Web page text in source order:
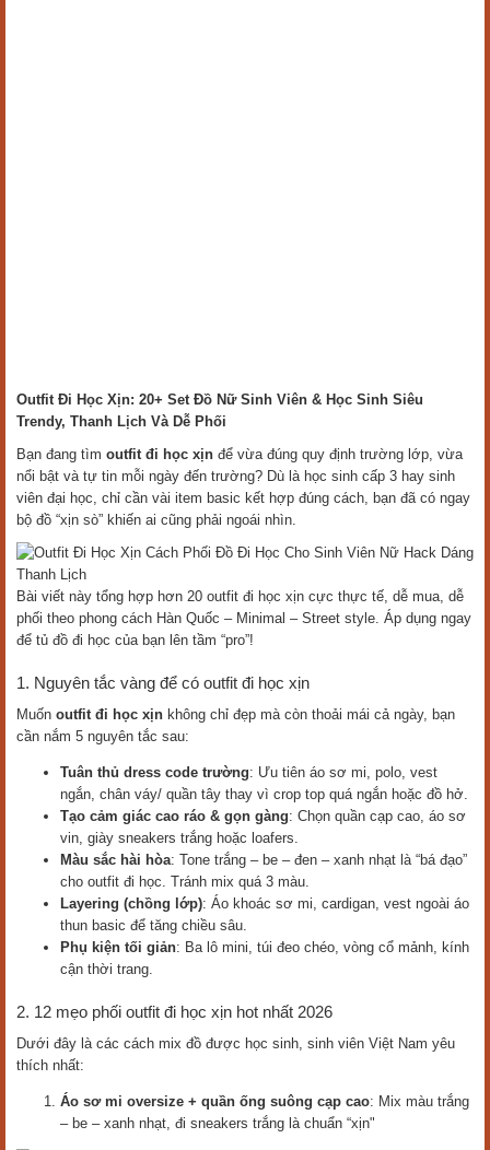
Outfit Đi Học Xịn: 20+ Set Đồ Nữ Sinh Viên & Học Sinh Siêu
Trendy, Thanh Lịch Và Dễ Phối
Bạn đang tìm outfit đi học xịn để vừa đúng quy định trường lớp, vừa
nổi bật và tự tin mỗi ngày đến trường? Dù là học sinh cấp 3 hay sinh
viên đại học, chỉ cần vài item basic kết hợp đúng cách, bạn đã có ngay
bộ đồ “xịn sò” khiến ai cũng phải ngoái nhìn.
Cách Phối Đồ Đi Học Cho Sinh Viên Nữ Hack Dáng
Thanh Lịch
Bài viết này tổng hợp hơn 20 outfit đi học xịn cực thực tế, dễ mua, dễ
phối theo phong cách Hàn Quốc – Minimal – Street style. Áp dụng ngay
để tủ đồ đi học của bạn lên tầm “pro”!
1. Nguyên tắc vàng để có outfit đi học xịn
Muốn outfit đi học xịn không chỉ đẹp mà còn thoải mái cả ngày, bạn
cần nắm 5 nguyên tắc sau:
Tuân thủ dress code trường: Ưu tiên áo sơ mi, polo, vest
ngắn, chân váy/ quần tây thay vì crop top quá ngắn hoặc đồ hở.
Tạo cảm giác cao ráo & gọn gàng: Chọn quần cạp cao, áo sơ
vin, giày sneakers trắng hoặc loafers.
Màu sắc hài hòa: Tone trắng – be – đen – xanh nhạt là “bá đạo”
cho outfit đi học. Tránh mix quá 3 màu.
Layering (chồng lớp): Áo khoác sơ mi, cardigan, vest ngoài áo
thun basic để tăng chiều sâu.
Phụ kiện tối giản: Ba lô mini, túi đeo chéo, vòng cổ mảnh, kính
cận thời trang.
2. 12 mẹo phối outfit đi học xịn hot nhất 2026
Dưới đây là các cách mix đồ được học sinh, sinh viên Việt Nam yêu
thích nhất:
Áo sơ mi oversize + quần ống suông cạp cao: Mix màu trắng
– be – xanh nhạt, đi sneakers trắng là chuẩn “xịn"